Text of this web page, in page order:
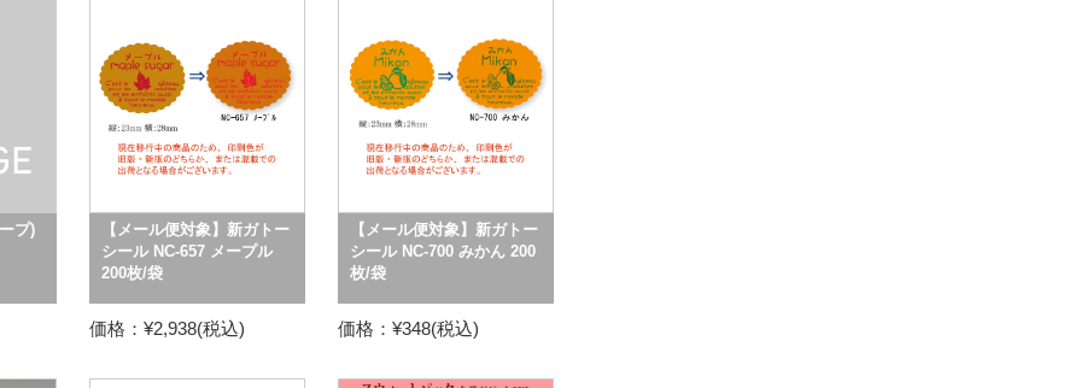
プ)
【メール便対象】新ガトー
シール NC-657 メープル
200枚/袋
価格：¥2,938(税込)
【メール便対象】新ガトー
シール NC-700 みかん 200
枚/袋
価格：¥348(税込)